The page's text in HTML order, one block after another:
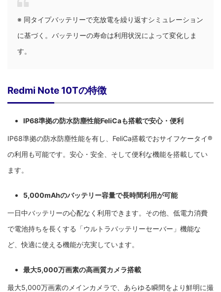
※ 同タイプバッテリーで充放電を繰り返すシミュレーション
に基づく。バッテリーの寿命は利用状況によって変化しま
す。
Redmi Note 10Tの特徴
IP68準拠の防水防塵性能FeliCaも搭載で安心・便利
IP68準拠の防水防塵性能を有し、FeliCa搭載でおサイフケータイ®
の利用も可能です。安心・安全、そして便利な機能を搭載してい
ます。
5,000mAhのバッテリー容量で長時間利用が可能
一日中バッテリーの心配なく利用できます。その他、低電力消費
で電池持ちを長くする「ウルトラバッテリーセーバー」機能な
ど、快適に使える機能が充実しています。
最大5,000万画素の高画質カメラ搭載
最大5,000万画素のメインカメラで、あらゆる瞬間をより鮮明に撮